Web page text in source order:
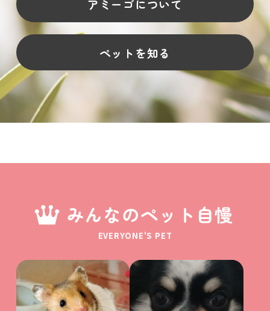
アミーゴについて
ペットを知る
みんなのペット自慢
EVERYONE'S PET